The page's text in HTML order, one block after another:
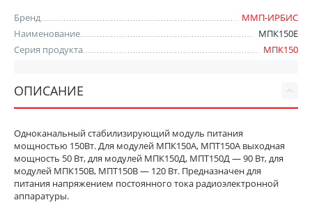
Бренд
ММП-ИРБИС
Наименование
МПК150Е
Серия продукта
МПК150
ОПИСАНИЕ
Одноканальный стабилизирующий модуль питания
мощностью 150Вт. Для модулей МПК150А, МПТ150А выходная
мощность 50 Вт, для модулей МПК150Д, МПТ150Д — 90 Вт, для
модулей МПК150В, МПТ150В — 120 Вт. Предназначен для
питания напряжением постоянного тока радиоэлектронной
аппаратуры.